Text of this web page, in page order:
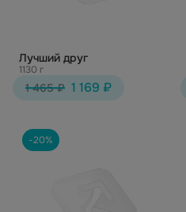
Лучший друг
1130 г
1 465 ₽ 1 169 ₽
-20%